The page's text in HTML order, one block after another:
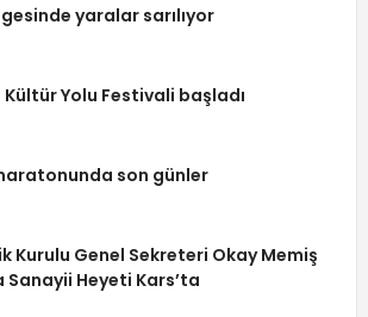
yaralar sarılıyor
Yolu Festivali başladı
son günler
Kurulu Genel Sekreteri Okay Memiş
Sanayii Heyeti Kars’ta